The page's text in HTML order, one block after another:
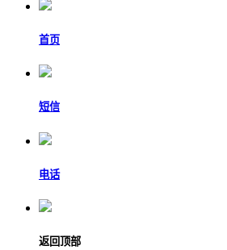
首页
短信
电话
返回顶部